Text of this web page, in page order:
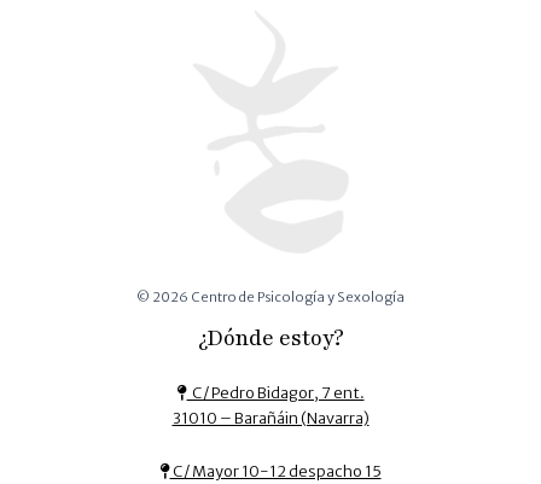
© 2026 Centro de Psicología y Sexología
¿Dónde estoy?
C/ Pedro Bidagor, 7 ent.
31010 – Barañáin (Navarra)
C/ Mayor 10-12 despacho 15